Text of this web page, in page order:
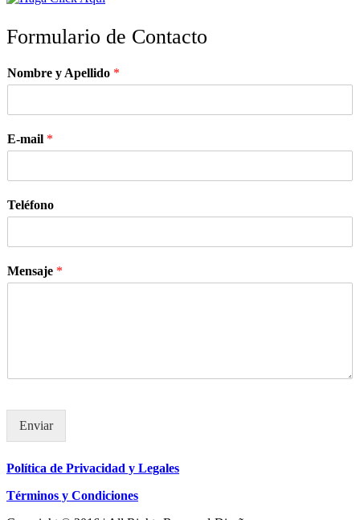
Formulario de Contacto
Nombre y Apellido *
E-mail *
Teléfono
Mensaje *
Enviar
Política de Privacidad y Legales
Términos y Condiciones